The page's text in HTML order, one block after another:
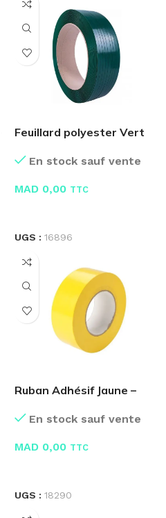
Feuillard polyester Vert
En stock sauf vente
MAD 0,00 TTC
UGS : 16896
Ruban Adhésif Jaune –
En stock sauf vente
MAD 0,00 TTC
UGS : 18290